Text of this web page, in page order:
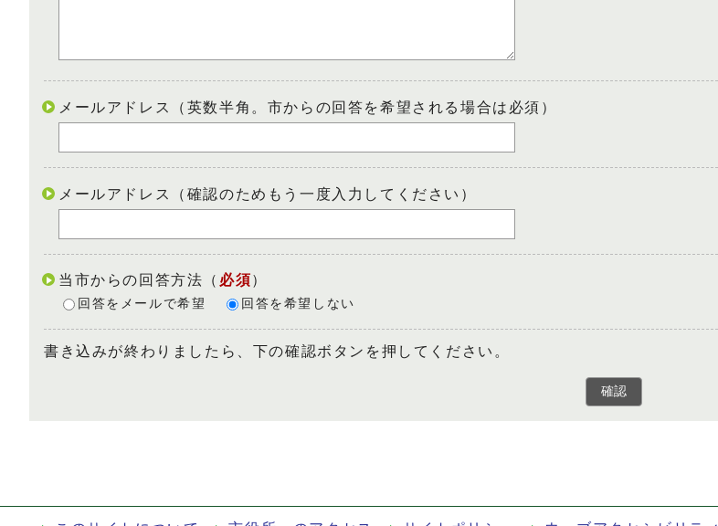
メールアドレス（英数半角。市からの回答を希望される場合は必須）
メールアドレス（確認のためもう一度入力してください）
当市からの回答方法 （ 必須）
回答をメールで希望 回答を希望しない
書き込みが終わりましたら、下の確認ボタンを押してください。
確認